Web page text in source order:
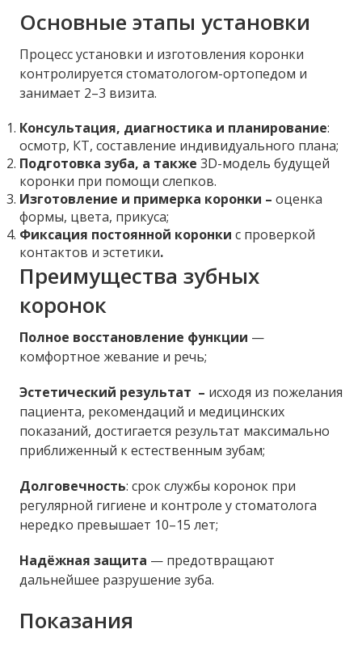
Основные этапы установки
Процесс установки и изготовления коронки
контролируется стоматологом-ортопедом и
занимает 2–3 визита.
Консультация, диагностика и планирование:
осмотр, КТ, составление индивидуального плана;
Подготовка зуба, а также 3D-модель будущей
коронки при помощи слепков.
Изготовление и примерка коронки – оценка
формы, цвета, прикуса;
Фиксация постоянной коронки с проверкой
контактов и эстетики.
Преимущества зубных
коронок
Полное восстановление функции —
комфортное жевание и речь;
Эстетический результат – исходя из пожелания
пациента, рекомендаций и медицинских
показаний, достигается результат максимально
приближенный к естественным зубам;
Долговечность: срок службы коронок при
регулярной гигиене и контроле у стоматолога
нередко превышает 10–15 лет;
Надёжная защита — предотвращают
дальнейшее разрушение зуба.
Показания